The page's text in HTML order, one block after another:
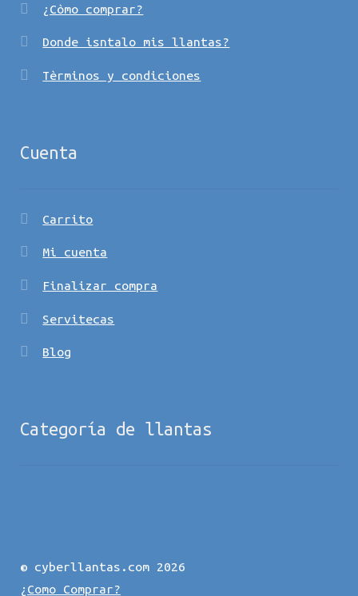
¿Còmo comprar?
Donde isntalo mis llantas?
Tèrminos y condiciones
Cuenta
Carrito
Mi cuenta
Finalizar compra
Servitecas
Blog
Categoría de llantas
© cyberllantas.com 2026
¿Como Comprar?